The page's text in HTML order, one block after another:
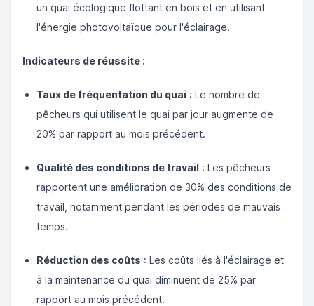
un quai écologique flottant en bois et en utilisant
l'énergie photovoltaïque pour l'éclairage.
Indicateurs de réussite :
Taux de fréquentation du quai : Le nombre de
pêcheurs qui utilisent le quai par jour augmente de
20% par rapport au mois précédent.
Qualité des conditions de travail : Les pêcheurs
rapportent une amélioration de 30% des conditions de
travail, notamment pendant les périodes de mauvais
temps.
Réduction des coûts : Les coûts liés à l'éclairage et
à la maintenance du quai diminuent de 25% par
rapport au mois précédent.